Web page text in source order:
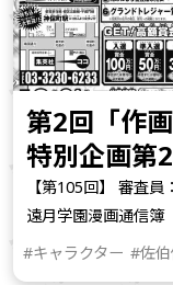
第2回「作
特別企画第2
【第105回】 審査員
遠月学園漫画通信簿
#キャラクター #佐